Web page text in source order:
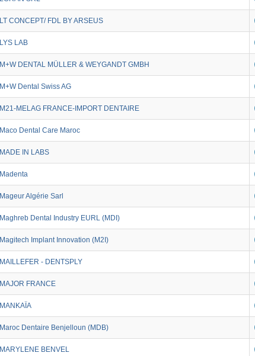
LT CONCEPT/ FDL BY ARSEUS
LYS LAB
M+W DENTAL MÜLLER & WEYGANDT GMBH
M+W Dental Swiss AG
M21-MELAG FRANCE-IMPORT DENTAIRE
Maco Dental Care Maroc
MADE IN LABS
Madenta
Mageur Algérie Sarl
Maghreb Dental Industry EURL (MDI)
Magitech Implant Innovation (M2I)
MAILLEFER - DENTSPLY
MAJOR FRANCE
MANKAÏA
Maroc Dentaire Benjelloun (MDB)
MARYLENE BENVEL